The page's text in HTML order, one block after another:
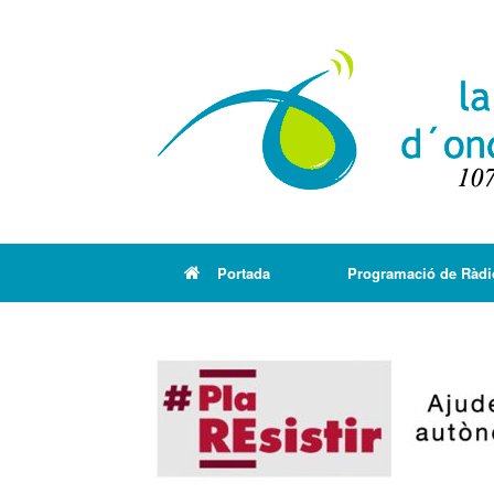
Portada Programació de